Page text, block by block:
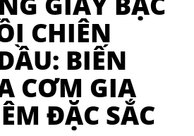
CHIÊN
BIẾN
CƠM GIA
ĐẶC SẮC